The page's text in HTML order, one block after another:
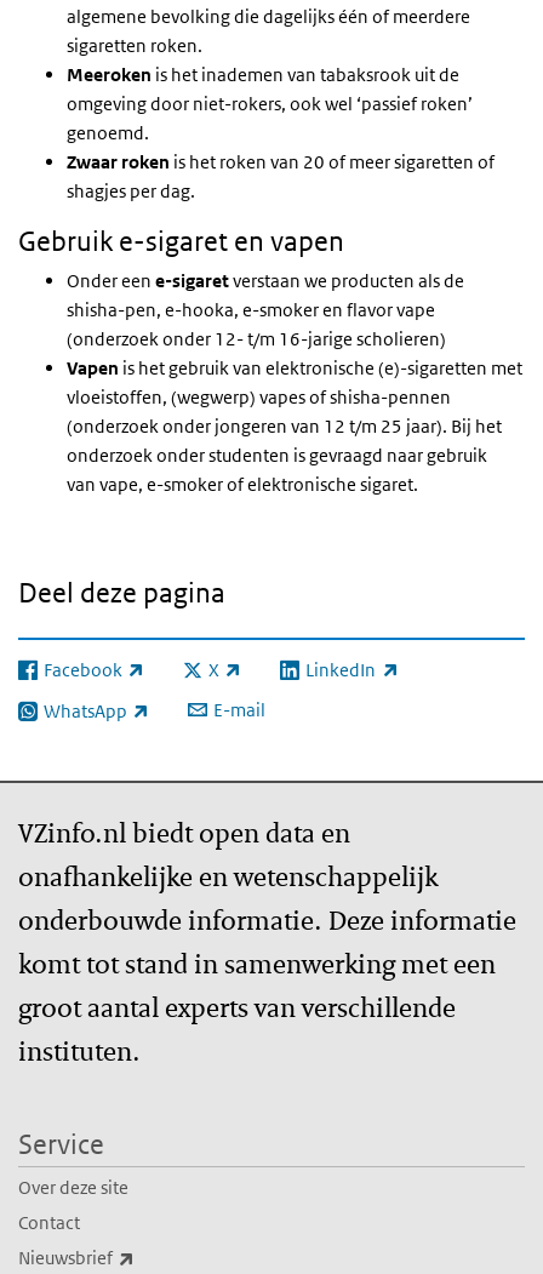
algemene bevolking die dagelijks één of meerdere
sigaretten roken.
Meeroken is het inademen van tabaksrook uit de
omgeving door niet-rokers, ook wel ‘passief roken’
genoemd.
Zwaar roken is het roken van 20 of meer sigaretten of
shagjes per dag.
Gebruik e-sigaret en vapen
Onder een e-sigaretverstaan we producten als de
shisha-pen, e-hooka, e-smoker en flavor vape
(onderzoek onder 12- t/m 16-jarige scholieren)
Vapen is het gebruik van elektronische (e)-sigaretten met
vloeistoffen, (wegwerp) vapes of shisha-pennen
(onderzoek onder jongeren van 12 t/m 25 jaar). Bij het
onderzoek onder studenten is gevraagd naar gebruik
van vape, e-smoker of elektronische sigaret.
Deel deze pagina
Facebook
(externe link) X
(externe link) LinkedIn
(externe link)
WhatsApp
(externe link) E-mail
VZinfo.nl biedt open data en
onafhankelijke en wetenschappelijk
onderbouwde informatie. Deze informatie
komt tot stand in samenwerking met een
groot aantal experts van verschillende
instituten.
Service
Over deze site
Contact
Nieuwsbrief